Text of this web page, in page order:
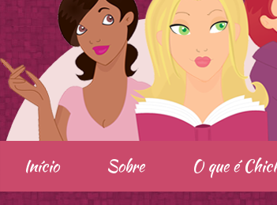
Início Sobre O que é